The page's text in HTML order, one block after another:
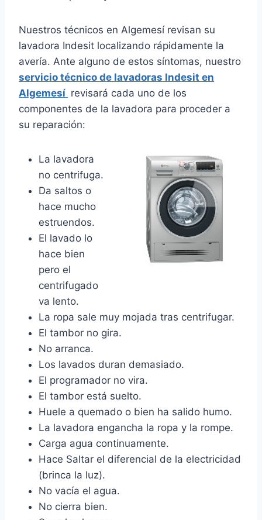
Nuestros técnicos en Algemesí revisan su
lavadora Indesit localizando rápidamente la
avería. Ante alguno de estos síntomas, nuestro
servicio técnico de lavadoras Indesit en
Algemesí revisará cada uno de los
componentes de la lavadora para proceder a
su reparación:
La lavadora
no centrifuga.
Da saltos o
hace mucho
estruendos.
El lavado lo
hace bien
pero el
centrifugado
va lento.
La ropa sale muy mojada tras centrifugar.
El tambor no gira.
No arranca.
Los lavados duran demasiado.
El programador no vira.
El tambor está suelto.
Huele a quemado o bien ha salido humo.
La lavadora engancha la ropa y la rompe.
Carga agua continuamente.
Hace Saltar el diferencial de la electricidad
(brinca la luz).
No vacía el agua.
No cierra bien.